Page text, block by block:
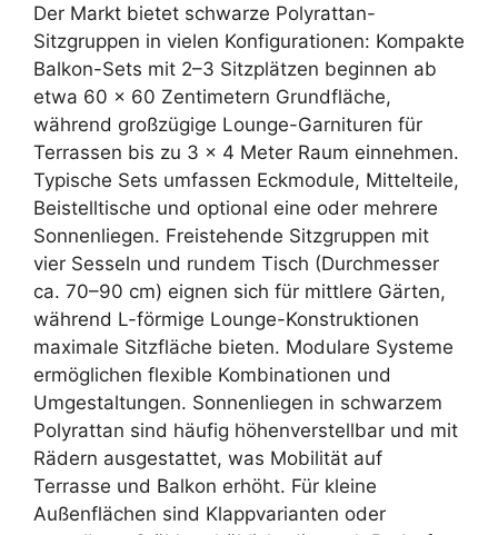
Der Markt bietet schwarze Polyrattan-
Sitzgruppen in vielen Konfigurationen: Kompakte
Balkon-Sets mit 2–3 Sitzplätzen beginnen ab
etwa 60 × 60 Zentimetern Grundfläche,
während großzügige Lounge-Garnituren für
Terrassen bis zu 3 × 4 Meter Raum einnehmen.
Typische Sets umfassen Eckmodule, Mittelteile,
Beistelltische und optional eine oder mehrere
Sonnenliegen. Freistehende Sitzgruppen mit
vier Sesseln und rundem Tisch (Durchmesser
ca. 70–90 cm) eignen sich für mittlere Gärten,
während L-förmige Lounge-Konstruktionen
maximale Sitzfläche bieten. Modulare Systeme
ermöglichen flexible Kombinationen und
Umgestaltungen. Sonnenliegen in schwarzem
Polyrattan sind häufig höhenverstellbar und mit
Rädern ausgestattet, was Mobilität auf
Terrasse und Balkon erhöht. Für kleine
Außenflächen sind Klappvarianten oder